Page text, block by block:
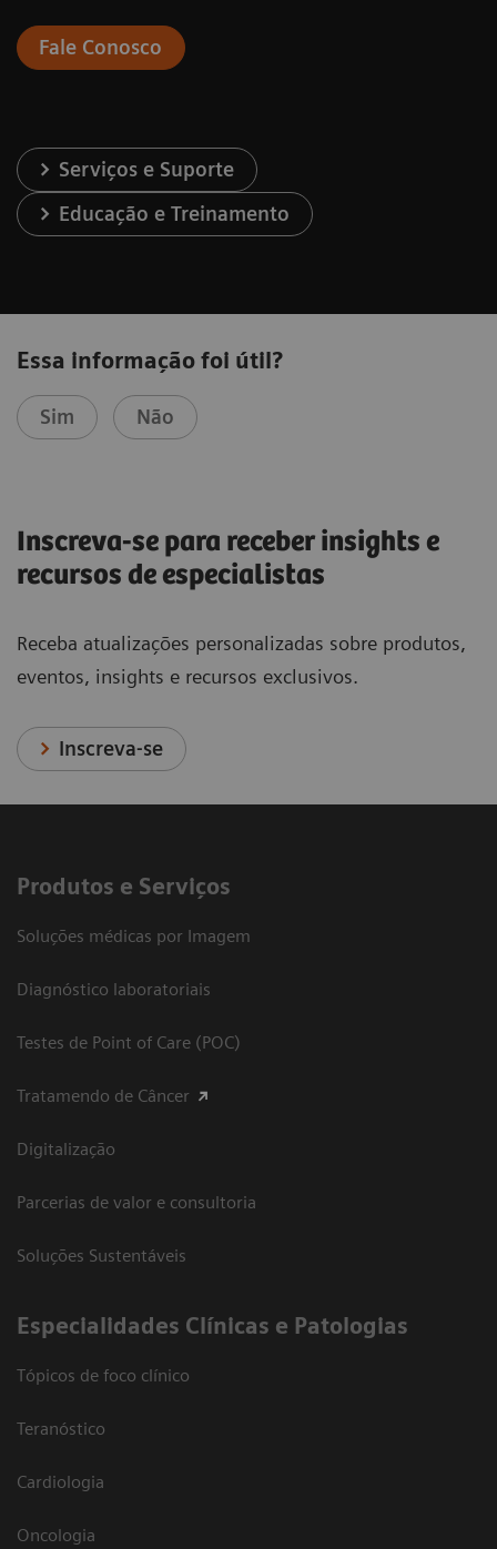
Fale Conosco
Serviços e Suporte
Educação e Treinamento
Essa informação foi útil?
Sim Não
Inscreva-se para receber insights e
recursos de especialistas
Receba atualizações personalizadas sobre produtos,
eventos, insights e recursos exclusivos.
Inscreva-se
Produtos e Serviços
Soluções médicas por Imagem
Diagnóstico laboratoriais
Testes de Point of Care (POC)
Tratamendo de Câncer
Digitalização
Parcerias de valor e consultoria
Soluções Sustentáveis
​Especialidades Clínicas e Patologias
Tópicos de foco clínico
Teranóstico
Cardiologia
Oncologia